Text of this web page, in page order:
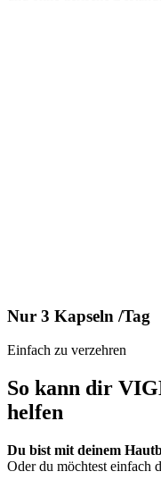
Nur 3 Kapseln /Tag
Einfach zu verzehren
So kann dir
helfen
Du bist mit deinem
Oder du möchtest einfach